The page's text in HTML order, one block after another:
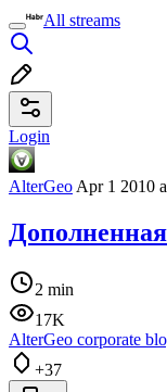
All streams
Login
AlterGeo Apr 1 2010
2 min
17K
AlterGeo corporate
+37